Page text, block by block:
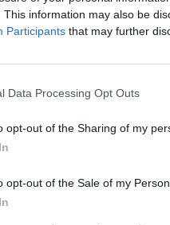
This information may also be
Participants that may further
Data Processing Opt Outs
opt-out of the Sharing of my
opt-out of the Sale of my
česnakais –
stiklainiu